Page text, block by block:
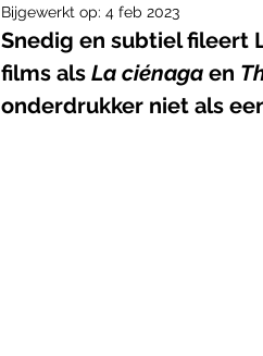
Bijgewerkt op: 4 feb 2023
Snedig en subtiel fileert
films als La ciénaga en
onderdrukker niet als